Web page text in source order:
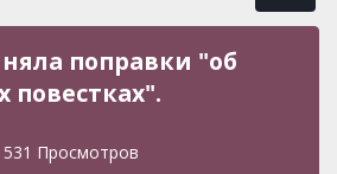
поправки "об
повестках".
Просмотров